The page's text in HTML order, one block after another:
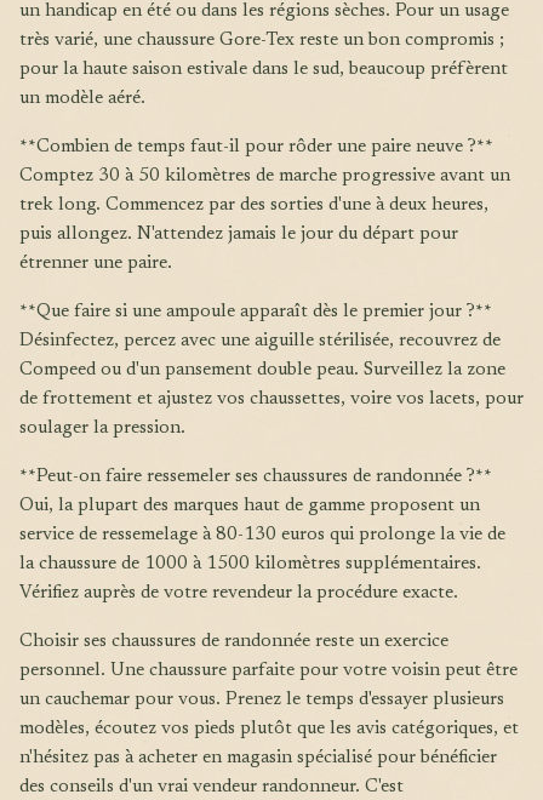
un handicap en été ou dans les régions sèches. Pour un usage
très varié, une chaussure Gore-Tex reste un bon compromis ;
pour la haute saison estivale dans le sud, beaucoup préfèrent
un modèle aéré.
**Combien de temps faut-il pour rôder une paire neuve ?**
Comptez 30 à 50 kilomètres de marche progressive avant un
trek long. Commencez par des sorties d'une à deux heures,
puis allongez. N'attendez jamais le jour du départ pour
étrenner une paire.
**Que faire si une ampoule apparaît dès le premier jour ?**
Désinfectez, percez avec une aiguille stérilisée, recouvrez de
Compeed ou d'un pansement double peau. Surveillez la zone
de frottement et ajustez vos chaussettes, voire vos lacets, pour
soulager la pression.
**Peut-on faire ressemeler ses chaussures de randonnée ?**
Oui, la plupart des marques haut de gamme proposent un
service de ressemelage à 80-130 euros qui prolonge la vie de
la chaussure de 1000 à 1500 kilomètres supplémentaires.
Vérifiez auprès de votre revendeur la procédure exacte.
Choisir ses chaussures de randonnée reste un exercice
personnel. Une chaussure parfaite pour votre voisin peut être
un cauchemar pour vous. Prenez le temps d'essayer plusieurs
modèles, écoutez vos pieds plutôt que les avis catégoriques, et
n'hésitez pas à acheter en magasin spécialisé pour bénéficier
des conseils d'un vrai vendeur randonneur. C'est